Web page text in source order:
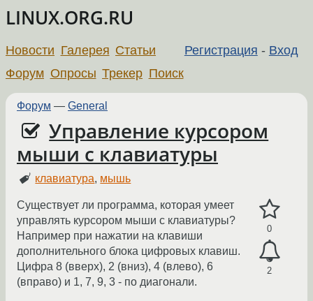
LINUX.ORG.RU
Регистрация - Вход
Новости Галерея Статьи
Форум Опросы Трекер Поиск
Форум — General
Управление курсором
мыши с клавиатуры
клавиатура, мышь
0
2
Существует ли программа, которая умеет
управлять курсором мыши с клавиатуры?
Например при нажатии на клавиши
дополнительного блока цифровых клавиш.
Цифра 8 (вверх), 2 (вниз), 4 (влево), 6
(вправо) и 1, 7, 9, 3 - по диагонали.